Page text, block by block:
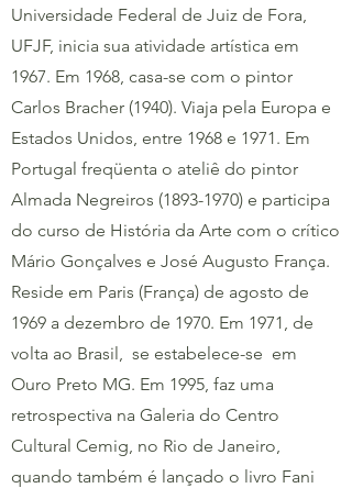
Universidade Federal de Juiz de Fora,
UFJF, inicia sua atividade artística em
1967. Em 1968, casa-se com o pintor
Carlos Bracher (1940). Viaja pela Europa e
Estados Unidos, entre 1968 e 1971. Em
Portugal freqüenta o ateliê do pintor
Almada Negreiros (1893-1970) e participa
do curso de História da Arte com o crítico
Mário Gonçalves e José Augusto França.
Reside em Paris (França) de agosto de
1969 a dezembro de 1970. Em 1971, de
volta ao Brasil, se estabelece-se em
Ouro Preto MG. Em 1995, faz uma
retrospectiva na Galeria do Centro
Cultural Cemig, no Rio de Janeiro,
quando também é lançado o livro Fani